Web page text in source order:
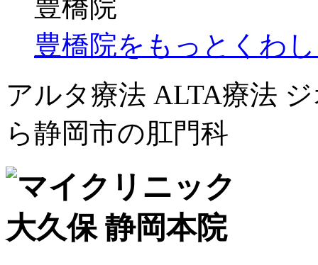
豊橋院をもっとくわ
アルタ療法 ALTA療法
ら静岡市の肛門科